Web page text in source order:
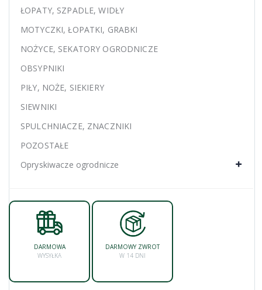
ŁOPATY, SZPADLE, WIDŁY
MOTYCZKI, ŁOPATKI, GRABKI
NOŻYCE, SEKATORY OGRODNICZE
OBSYPNIKI
PIŁY, NOŻE, SIEKIERY
SIEWNIKI
SPULCHNIACZE, ZNACZNIKI
POZOSTAŁE
Opryskiwacze ogrodnicze
DARMOWA
WYSYŁKA
DARMOWY ZWROT
W 14 DNI